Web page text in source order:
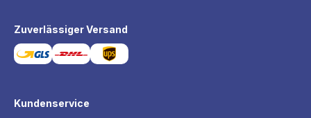
Zuverlässiger Versand
Kundenservice